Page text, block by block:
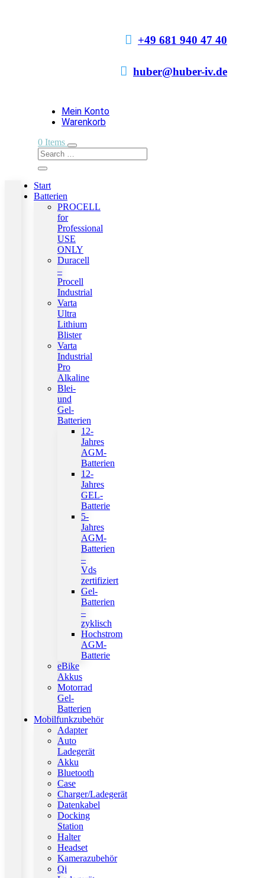
 +49 681 940 47 40
 huber@huber-iv.de
Mein Konto
Warenkorb
0 Items
Start
Batterien
PROCELL
for
Professional
USE
ONLY
Duracell
–
Procell
Industrial
Varta
Ultra
Lithium
Blister
Varta
Industrial
Pro
Alkaline
Blei-
und
Gel-
Batterien
12-
Jahres
AGM-
Batterien
12-
Jahres
GEL-
Batterie
5-
Jahres
AGM-
Batterien
–
Vds
zertifiziert
Gel-
Batterien
–
zyklisch
Hochstrom
AGM-
Batterie
eBike
Akkus
Motorrad
Gel-
Batterien
Mobilfunkzubehör
Adapter
Auto
Ladegerät
Akku
Bluetooth
Case
Charger/Ladegerät
Datenkabel
Docking
Station
Halter
Headset
Kamerazubehör
Qi